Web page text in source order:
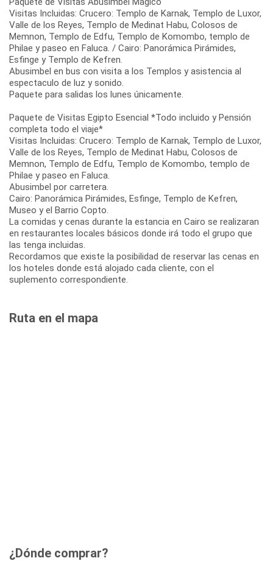
Visitas Incluidas: Crucero: Templo de Karnak, Templo de Luxor,
Valle de los Reyes, Templo de Medinat Habu, Colosos de
Memnon, Templo de Edfu, Templo de Komombo, templo de
Philae y paseo en Faluca. / Cairo: Panorámica Pirámides,
Esfinge y Templo de Kefren.
Abusimbel en bus con visita a los Templos y asistencia al
espectaculo de luz y sonido.
Paquete para salidas los lunes únicamente.
Paquete de Visitas Egipto Esencial *Todo incluido y Pensión
completa todo el viaje*
Visitas Incluidas: Crucero: Templo de Karnak, Templo de Luxor,
Valle de los Reyes, Templo de Medinat Habu, Colosos de
Memnon, Templo de Edfu, Templo de Komombo, templo de
Philae y paseo en Faluca.
Abusimbel por carretera.
Cairo: Panorámica Pirámides, Esfinge, Templo de Kefren,
Museo y el Barrio Copto.
La comidas y cenas durante la estancia en Cairo se realizaran
en restaurantes locales básicos donde irá todo el grupo que
las tenga incluidas.
Recordamos que existe la posibilidad de reservar las cenas en
los hoteles donde está alojado cada cliente, con el
suplemento correspondiente.
Ruta en el mapa
¿Dónde comprar?